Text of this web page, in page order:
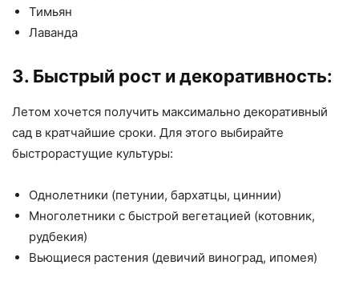
Тимьян
Лаванда
3. Быстрый рост и декоративность:
Летом хочется получить максимально декоративный
сад в кратчайшие сроки. Для этого выбирайте
быстрорастущие культуры:
Однолетники (петунии, бархатцы, циннии)
Многолетники с быстрой вегетацией (котовник,
рудбекия)
Вьющиеся растения (девичий виноград, ипомея)